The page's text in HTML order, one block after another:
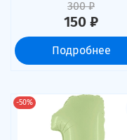
300 ₽
150 ₽
Подробнее
-50%